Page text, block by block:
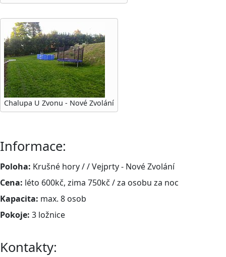
Chalupa U Zvonu - Nové Zvolání
Informace:
Poloha: Krušné hory / / Vejprty - Nové Zvolání
Cena: léto 600kč, zima 750kč / za osobu za noc
Kapacita: max. 8 osob
Pokoje: 3 ložnice
Kontakty: